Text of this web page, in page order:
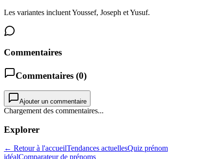
Les variantes incluent Youssef, Joseph et Yusuf.
Commentaires
Commentaires (0)
Ajouter un commentaire
Chargement des commentaires...
Explorer
← Retour à l'accueilTendances actuellesQuiz prénom
idéalComparateur de prénoms